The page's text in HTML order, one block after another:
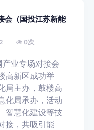
会（国投江苏新能
0次
业专场对接会
高新区成功举
局主办，鼓楼高
化局承办，活动
智慧化建设等技
接，共吸引能